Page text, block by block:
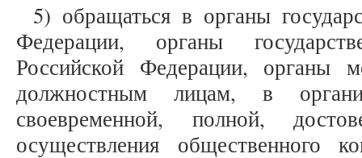
5) обращаться в органы
Федерации, органы
Российской Федерации, органы
должностным лицам, в
своевременной, полной,
осуществления общественного